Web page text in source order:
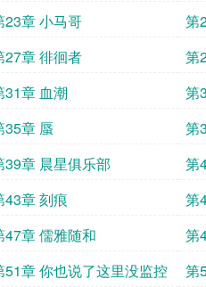
23章 小马哥
第
27章 徘徊者
第
31章 血潮
第
35章 蜃
第
39章 晨星俱乐部
第
43章 刻痕
第
47章 儒雅随和
第
51章 你也说了这里没监控
第